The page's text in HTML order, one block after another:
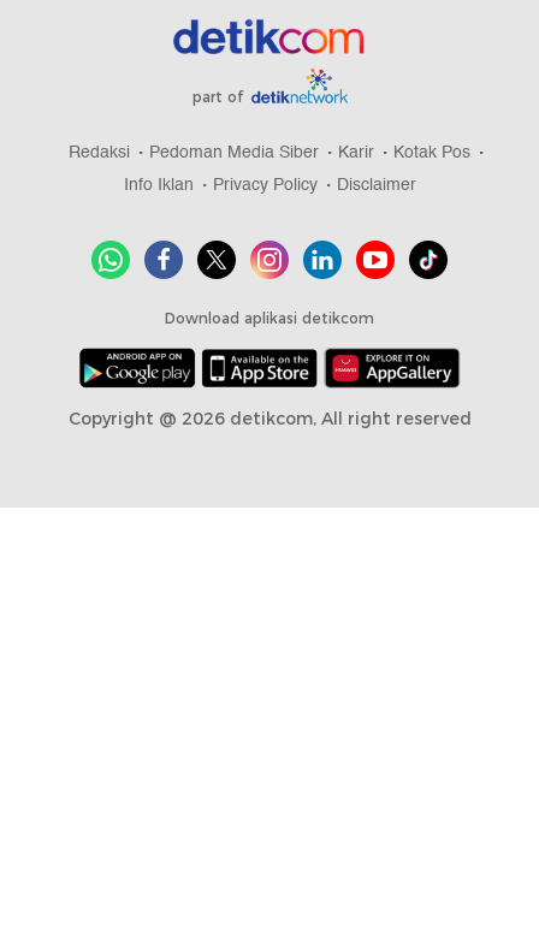
part of
Redaksi Pedoman Media Siber Karir
Kotak Pos
Info Iklan
Privacy Policy Disclaimer
Download aplikasi detikcom
Copyright @ 2026 detikcom, All right reserved